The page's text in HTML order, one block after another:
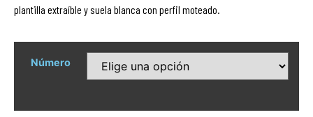
plantilla extraíble y suela blanca con perfil moteado.
Número